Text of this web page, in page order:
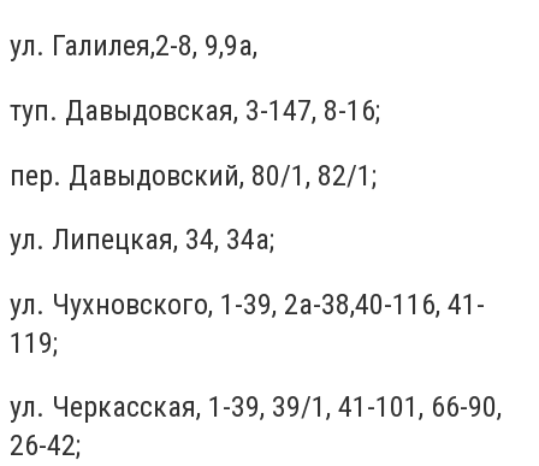
ул. Галилея,2-8, 9,9а,
туп. Давыдовская, 3-147, 8-16;
пер. Давыдовский, 80/1, 82/1;
ул. Липецкая, 34, 34а;
ул. Чухновского, 1-39, 2а-38,40-116, 41-
119;
ул. Черкасская, 1-39, 39/1, 41-101, 66-90,
26-42;